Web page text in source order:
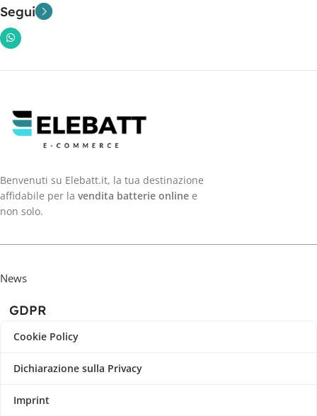
Segui
Benvenuti su Elebatt.it, la tua destinazione
affidabile per la vendita batterie online e
non solo.
News
GDPR
Cookie Policy
Dichiarazione sulla Privacy
Imprint